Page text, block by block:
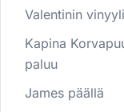
Valentinin
Kapina
paluu
James päällä